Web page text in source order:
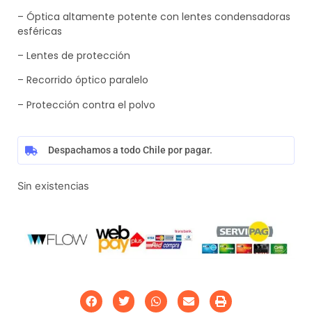
– Óptica altamente potente con lentes condensadoras
esféricas
– Lentes de protección
– Recorrido óptico paralelo
– Protección contra el polvo
Despachamos a todo Chile por pagar.
Sin existencias